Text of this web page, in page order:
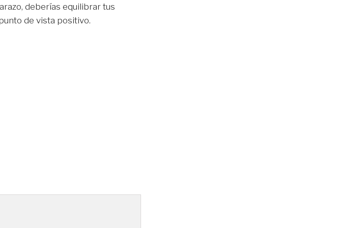
deberías equilibrar tus
de vista positivo.